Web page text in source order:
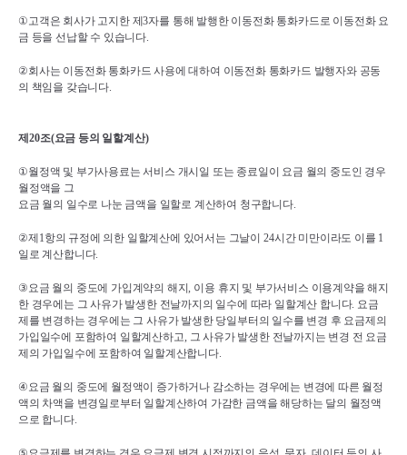
①고객은 회사가 고지한 제3자를 통해 발행한 이동전화 통화카드로 이동전화 요
금 등을 선납할 수 있습니다.
②회사는 이동전화 통화카드 사용에 대하여 이동전화 통화카드 발행자와 공동
의 책임을 갖습니다.
제 20조(요금 등의 일할계산)
①월정액 및 부가사용료는 서비스 개시일 또는 종료일이 요금 월의 중도인 경우
월정액을 그
요금 월의 일수로 나눈 금액을 일할로 계산하여 청구합니다.
②제 1항의 규정에 의한 일할계산에 있어서는 그날이 24시간 미만이라도 이를 1
일로 계산합니다.
③요금 월의 중도에 가입계약의 해지, 이용 휴지 및 부가서비스 이용계약을 해지
한 경우에는 그 사유가 발생한 전날까지의 일수에 따라 일할계산 합니다. 요금
제를 변경하는 경우에는 그 사유가 발생한 당일부터의 일수를 변경 후 요금제의
가입일수에 포함하여 일할계산하고, 그 사유가 발생한 전날까지는 변경 전 요금
제의 가입일수에 포함하여 일할계산합니다.
④요금 월의 중도에 월정액이 증가하거나 감소하는 경우에는 변경에 따른 월정
액의 차액을 변경일로부터 일할계산하여 가감한 금액을 해당하는 달의 월정액
으로 합니다.